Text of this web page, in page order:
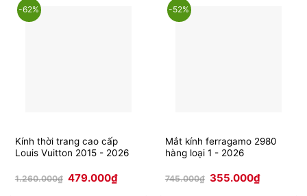
-62%
Kính thời trang cao cấp
Louis Vuitton 2015 - 2026
1.260.000₫ Giá
gốc
479.000₫Giá
-52%
Mắt kính ferragamo 2980
hàng loại 1 - 2026
745.000₫ Giá
gốc
355.000₫Giá